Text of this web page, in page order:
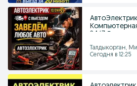
Талдыкорган,
Сегодня в 12:25